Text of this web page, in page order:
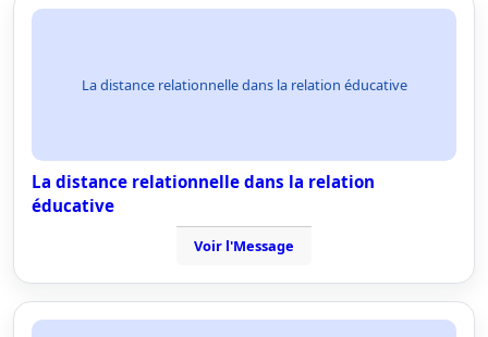
La distance relationnelle dans la relation éducative
La distance relationnelle dans la relation
éducative
Voir l'Message